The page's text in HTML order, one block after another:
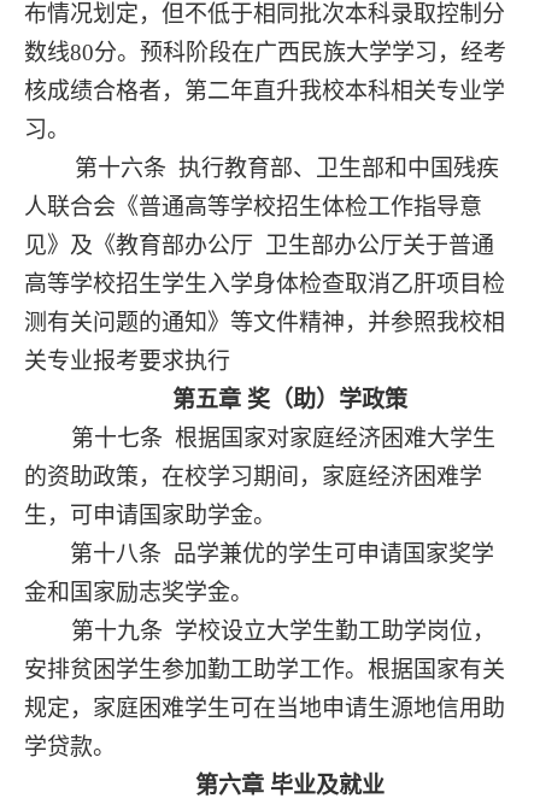
布情况划定，但不低于相同批次本科录取控制分
数线80分。预科阶段在广西民族大学学习，经考
核成绩合格者，第二年直升我校本科相关专业学
习。
第十六条 执行教育部、卫生部和中国残疾
人联合会《普通高等学校招生体检工作指导意
见》及《教育部办公厅
卫生部办公厅关于普通
高等学校招生学生入学身体检查取消乙肝项目检
测有关问题的通知》等文件精神，并参照我校相
关专业报考要求执行
第五章 奖（助）学政策
第十七条 根据国家对家庭经济困难大学生
的资助政策，在校学习期间，家庭经济困难学
生，可申请国家助学金。
第十八条 品学兼优的学生可申请国家奖学
金和国家励志奖学金。
第十九条 学校设立大学生勤工助学岗位，
安排贫困学生参加勤工助学工作。根据国家有关
规定，家庭困难学生可在当地申请生源地信用助
学贷款。
第六章 毕业及就业